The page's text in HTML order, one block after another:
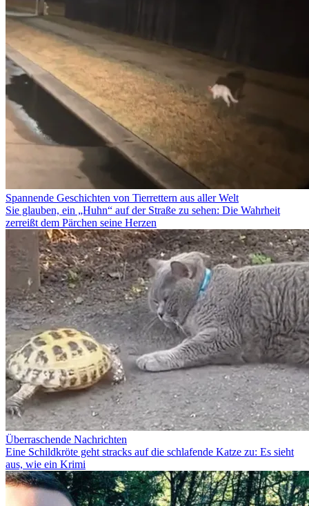
Spannende Geschichten von Tierrettern aus aller Welt
Sie glauben, ein „Huhn“ auf der Straße zu sehen: Die Wahrheit
zerreißt dem Pärchen seine Herzen
Überraschende Nachrichten
Eine Schildkröte geht stracks auf die schlafende Katze zu: Es sieht
aus, wie ein Krimi